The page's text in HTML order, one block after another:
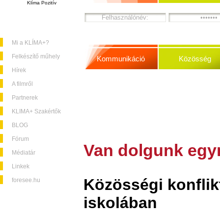
Klíma Pozitív
Mi a KLÍMA+?
Felkészítő műhely
Hírek
A filmről
Partnerek
KLIMA+ Szakértők
BLOG
Fórum
Médiatár
Linkek
foresee.hu
Kommunikáció Közösség
Van dolgunk
Közösségi
iskolában